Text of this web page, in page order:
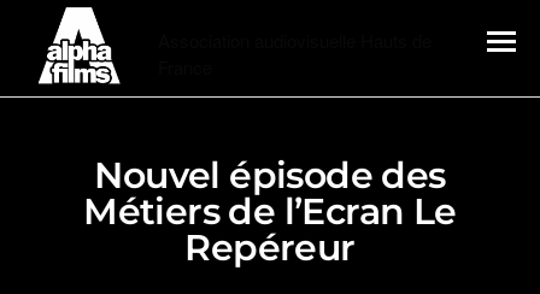
Nouvel épisode des
Métiers de l’Ecran Le
Repéreur